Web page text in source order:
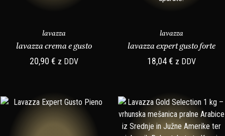
lavazza
lavazza crema e gusto
20,90 € z DDV
lavazza
lavazza expert gusto forte
18,04€ z DDV